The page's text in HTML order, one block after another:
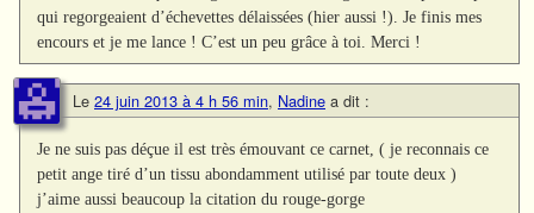
qui regorgeaient d’échevettes délaissées (hier aussi !). Je finis mes
encours et je me lance ! C’est un peu grâce à toi. Merci !
Le 24 juin 2013 à 4 h 56 min, Nadine a dit :
Je ne suis pas déçue il est très émouvant ce carnet, ( je reconnais ce
petit ange tiré d’un tissu abondamment utilisé par toute deux )
j’aime aussi beaucoup la citation du rouge-gorge